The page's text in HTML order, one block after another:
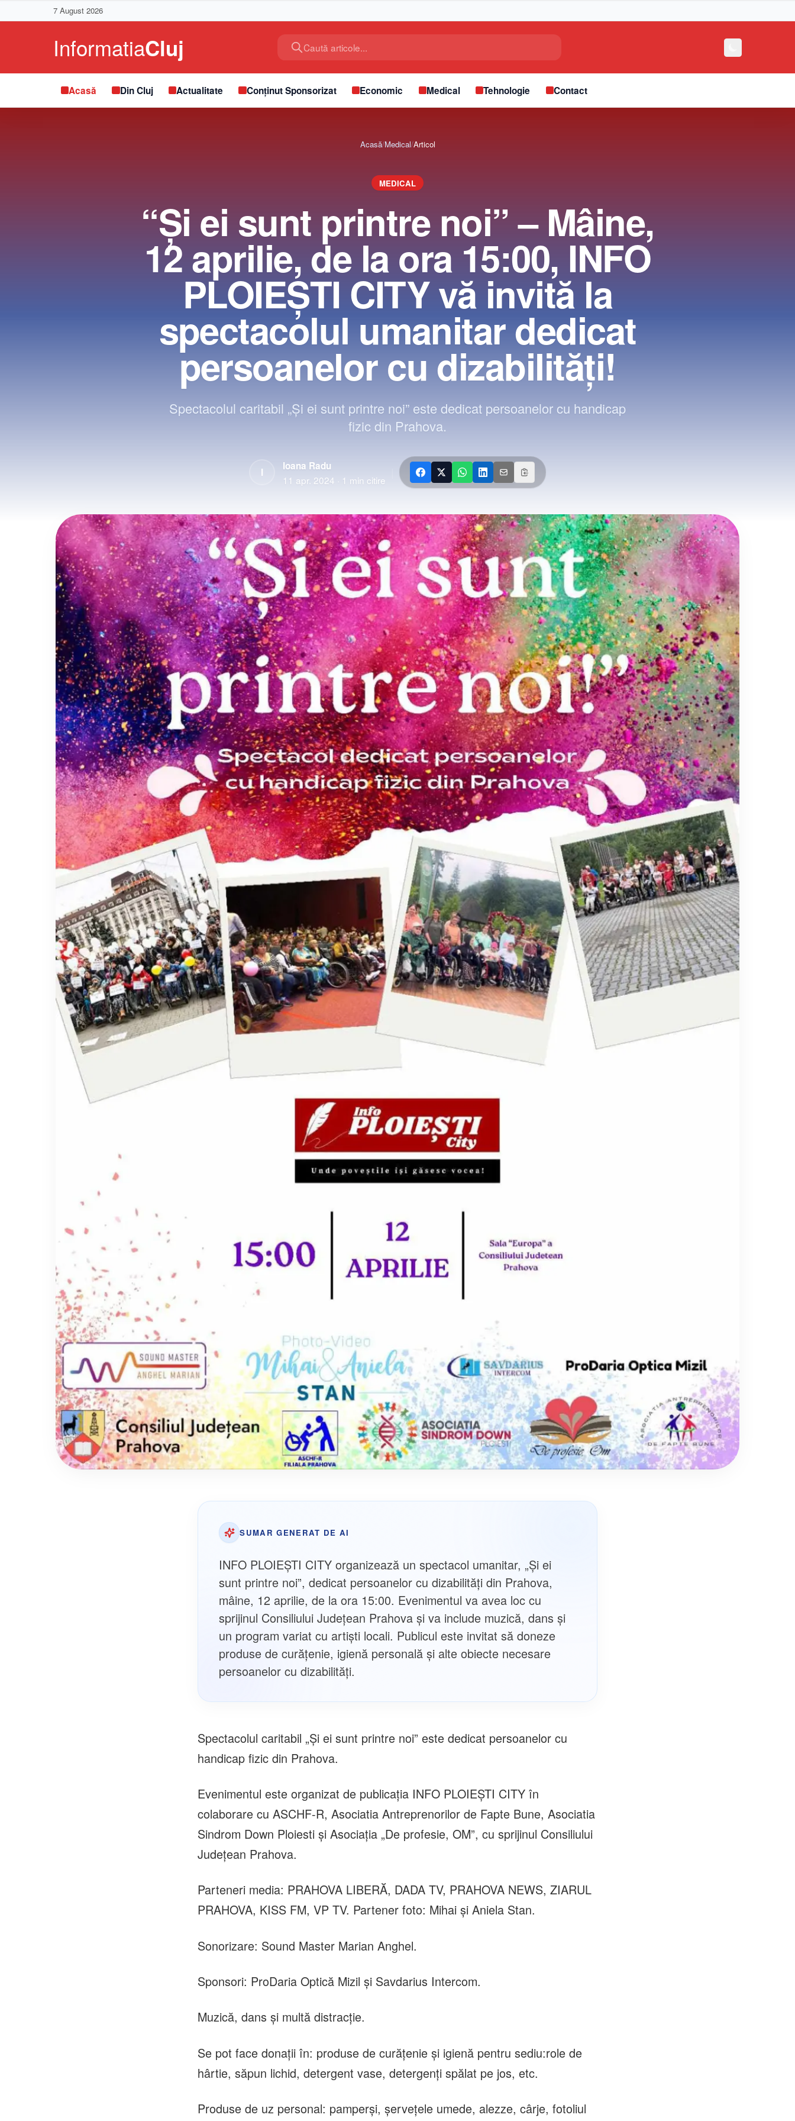
7 August 2026
Caută articole...
Acasă Din Cluj Actualitate Conținut Sponsorizat Economic Medical Tehnologie Contact
Acasă/Medical/Articol
MEDICAL
“Și ei sunt printre noi” – Mâine,
12 aprilie, de la ora 15:00, INFO
PLOIEȘTI CITY vă invită la
spectacolul umanitar dedicat
persoanelor cu dizabilități!
Spectacolul caritabil „Și ei sunt printre noi” este dedicat persoanelor cu handicap
fizic din Prahova.
I
Ioana Radu
11 apr. 2024 · 1 min citire
SUMAR GENERAT DE AI
INFO PLOIEȘTI CITY organizează un spectacol umanitar, „Și ei
sunt printre noi”, dedicat persoanelor cu dizabilități din Prahova,
mâine, 12 aprilie, de la ora 15:00. Evenimentul va avea loc cu
sprijinul Consiliului Județean Prahova și va include muzică, dans și
un program variat cu artiști locali. Publicul este invitat să doneze
produse de curățenie, igienă personală și alte obiecte necesare
persoanelor cu dizabilități.
Spectacolul caritabil „Și ei sunt printre noi” este dedicat persoanelor cu
handicap fizic din Prahova.
Evenimentul este organizat de publicația INFO PLOIEȘTI CITY în
colaborare cu ASCHF-R, Asociatia Antreprenorilor de Fapte Bune, Asociatia
Sindrom Down Ploiesti și Asociația „De profesie, OM”, cu sprijinul Consiliului
Județean Prahova.
Parteneri media: PRAHOVA LIBERĂ, DADA TV, PRAHOVA NEWS, ZIARUL
PRAHOVA, KISS FM, VP TV. Partener foto: Mihai și Aniela Stan.
Sonorizare: Sound Master Marian Anghel.
Sponsori: ProDaria Optică Mizil și Savdarius Intercom.
Muzică, dans și multă distracție.
Se pot face donații în: produse de curățenie și igienă pentru sediu:role de
hârtie, săpun lichid, detergent vase, detergenți spălat pe jos, etc.
Produse de uz personal: pamperși, șervețele umede, alezze, cârje, fotoliul